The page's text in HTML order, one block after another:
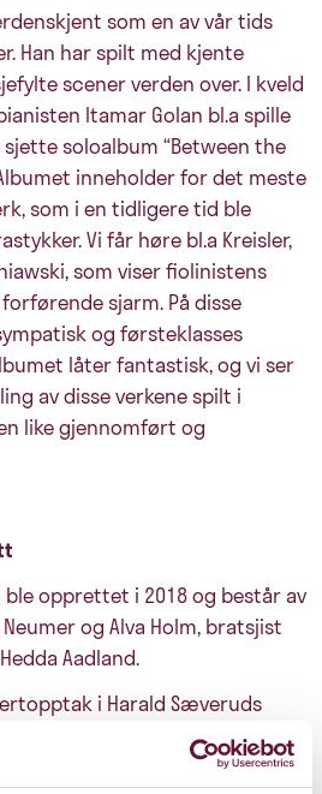
som en av vår tids
Han har spilt med kjente
scener verden over. I kveld
Itamar Golan bl.a spille
soloalbum “Between the
inneholder for det meste
som i en tidligere tid ble
Vi får høre bl.a Kreisler,
som viser fiolinistens
sjarm. På disse
og førsteklasses
låter fantastisk, og vi ser
av disse verkene spilt i
like gjennomført og
opprettet i 2018 og består av
og Alva Holm, bratsjist
Aadland.
i Harald Sæveruds
og i oktober 2020 gikk
som